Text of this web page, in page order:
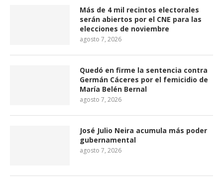
Más de 4 mil recintos electorales
serán abiertos por el CNE para las
elecciones de noviembre
agosto 7, 2026
Quedó en firme la sentencia contra
Germán Cáceres por el femicidio de
María Belén Bernal
agosto 7, 2026
José Julio Neira acumula más poder
gubernamental
agosto 7, 2026